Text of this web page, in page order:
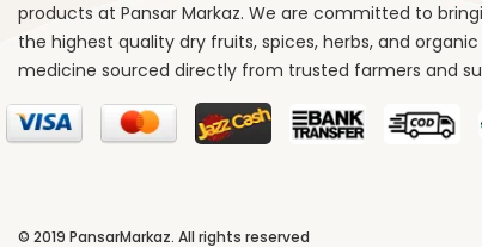
products at Pansar Markaz. We are committed to
the highest quality dry fruits, spices, herbs, and organic
medicine sourced directly from trusted farmers and
© 2019 PansarMarkaz. All rights reserved